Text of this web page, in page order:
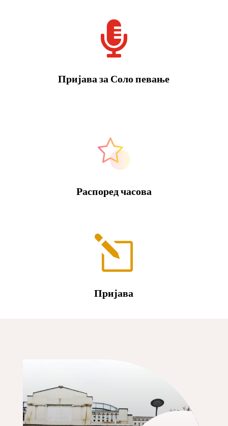

Пријава за Соло певање
Распоред часова
l
Пријава